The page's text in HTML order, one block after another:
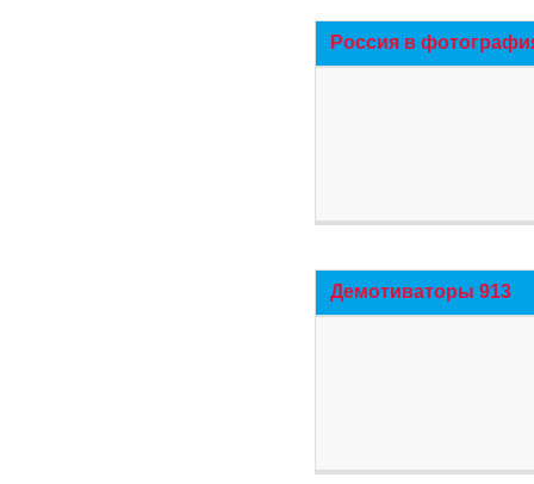
Россия в
Демотиваторы 913